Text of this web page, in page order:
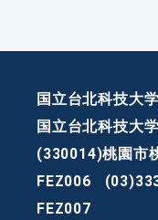
国立台北科技大
国立台北科技大
(330014)桃園市
FEZ006
FEZ007